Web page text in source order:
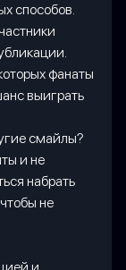
способов.
фанаты
выиграть
смайлы?
и не
набрать
не